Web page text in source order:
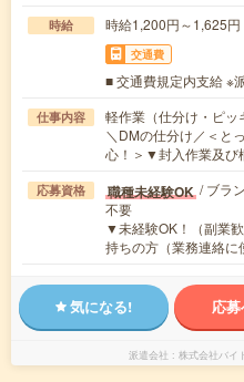
時給 時給1,200円～1,625円
交通費
■ 交通費規定内支給 ※
仕事内容
軽作業（仕分け・ピッ
＼DMの仕分け／＜と
心！＞▼封入作業及
応募資格 職種未経験OK / ブラ
不要
▼未経験OK！（副業
持ちの方（業務連絡
気になる! 応
派遣会社 株式会社バイ